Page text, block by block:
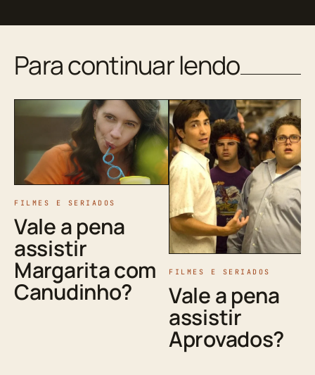
Para continuar lendo
FILMES E SERIADOS
Vale a pena
assistir
Margarita com
Canudinho?
FILMES E SERIADOS
Vale a pena
assistir
Aprovados?